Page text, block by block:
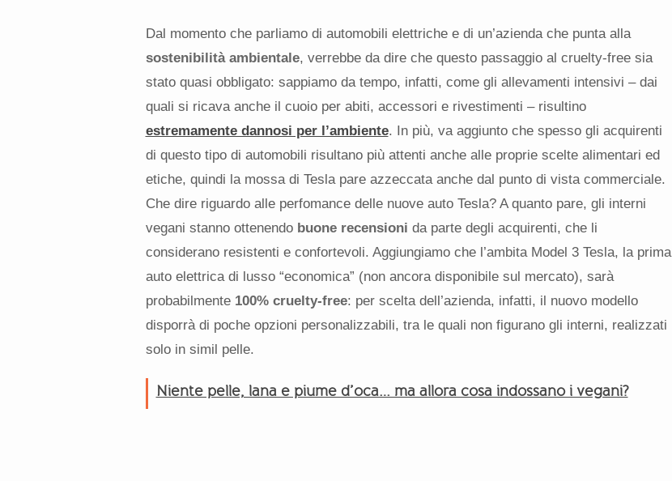
Dal momento che parliamo di automobili elettriche e di un’azienda che punta alla
sostenibilità ambientale, verrebbe da dire che questo passaggio al cruelty-free sia
stato quasi obbligato: sappiamo da tempo, infatti, come gli allevamenti intensivi – dai
quali si ricava anche il cuoio per abiti, accessori e rivestimenti – risultino
estremamente dannosi per l’ambiente. In più, va aggiunto che spesso gli acquirenti
di questo tipo di automobili risultano più attenti anche alle proprie scelte alimentari ed
etiche, quindi la mossa di Tesla pare azzeccata anche dal punto di vista commerciale.
Che dire riguardo alle perfomance delle nuove auto Tesla? A quanto pare, gli interni
vegani stanno ottenendo buone recensioni da parte degli acquirenti, che li
considerano resistenti e confortevoli. Aggiungiamo che l’ambita Model 3 Tesla, la prima
auto elettrica di lusso “economica” (non ancora disponibile sul mercato), sarà
probabilmente100% cruelty-free: per scelta dell’azienda, infatti, il nuovo modello
disporrà di poche opzioni personalizzabili, tra le quali non figurano gli interni, realizzati
solo in simil pelle.
Niente pelle, lana e piume d’oca… ma allora cosa indossano i vegani?